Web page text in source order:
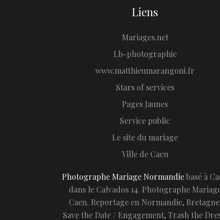
Liens
Mariages.net
Lb-photographie
www.matthieumarangoni.fr
Stars of services
Pages Jaunes
Service public
Le site du mariage
Ville de Caen
Photographe Mariage Normandiebasé à
dans le Calvados 14. Photographe
Caen. Reportage en Normandie,
Save the Date / Engagement, Trash the